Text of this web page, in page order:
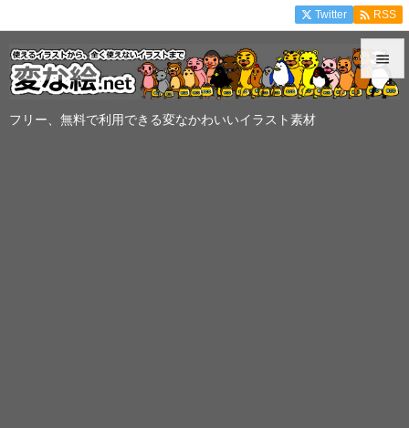
フリー、無料で利用できる変なかわいいイラスト素材


Twitter  RSS